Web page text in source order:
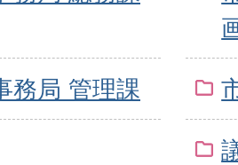
務局 管理課